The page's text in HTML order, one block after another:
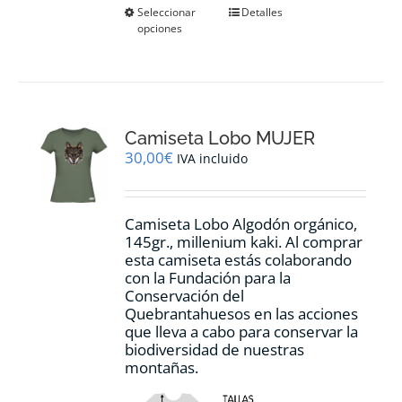
Seleccionar
opciones
Este
se
pueden
en
página
de
producto
Detalles
Camiseta Lobo MUJER
30,00€ IVA incluido
Camiseta Lobo Algodón orgánico,
145gr., millenium kaki. Al comprar
esta camiseta estás colaborando
con la Fundación para la
Conservación del
Quebrantahuesos en las acciones
que lleva a cabo para conservar la
biodiversidad de nuestras
montañas.